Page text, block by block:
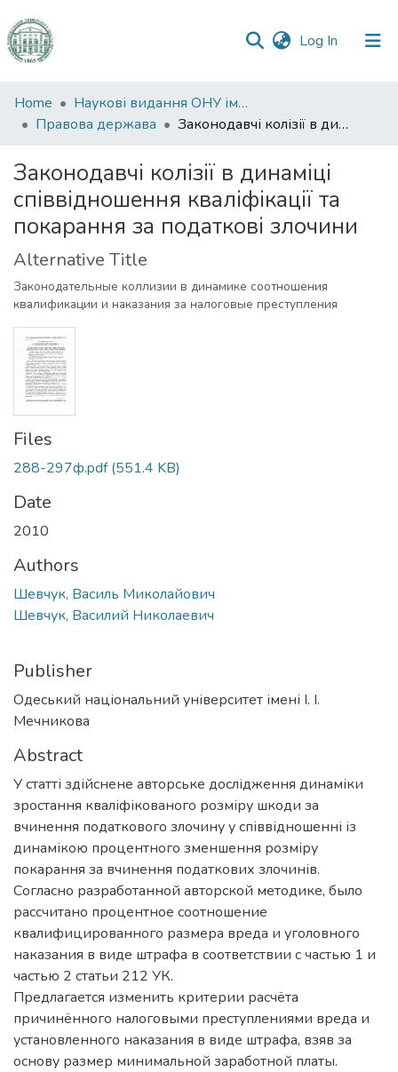
Log In (current)
Communities
&
All of DSpace
Statistics
Home
Наукові видання ОНУ імені І. І. Мечникова
Правова держава
Законодавчі колізії в динаміці співвідношення кваліфікації та покарання за податкові злочини
Законодавчі колізії в динаміці
співвідношення кваліфікації та
покарання за податкові злочини
Alternative Title
Законодательные коллизии в динамике соотношения
квалификации и наказания за налоговые преступления
Files
288-297ф.pdf(551.4 KB)
Date
2010
Authors
Шевчук, Василь Миколайович
Шевчук, Василий Николаевич
Publisher
Одеський національний університет імені І. І.
Мечникова
Abstract
У статті здійснене авторське дослідження динаміки
зростання кваліфікованого розміру шкоди за
вчинення податкового злочину у співвідношенні із
динамікою процентного зменшення розміру
покарання за вчинення податкових злочинів.
Согласно разработанной авторской методике, было
рассчитано процентное соотношение
квалифицированного размера вреда и уголовного
наказания в виде штрафа в соответствии с частью 1 и
частью 2 статьи 212 УК.
Предлагается изменить критерии расчёта
причинённого налоговыми преступлениями вреда и
установленного наказания в виде штрафа, взяв за
основу размер минимальной заработной платы.